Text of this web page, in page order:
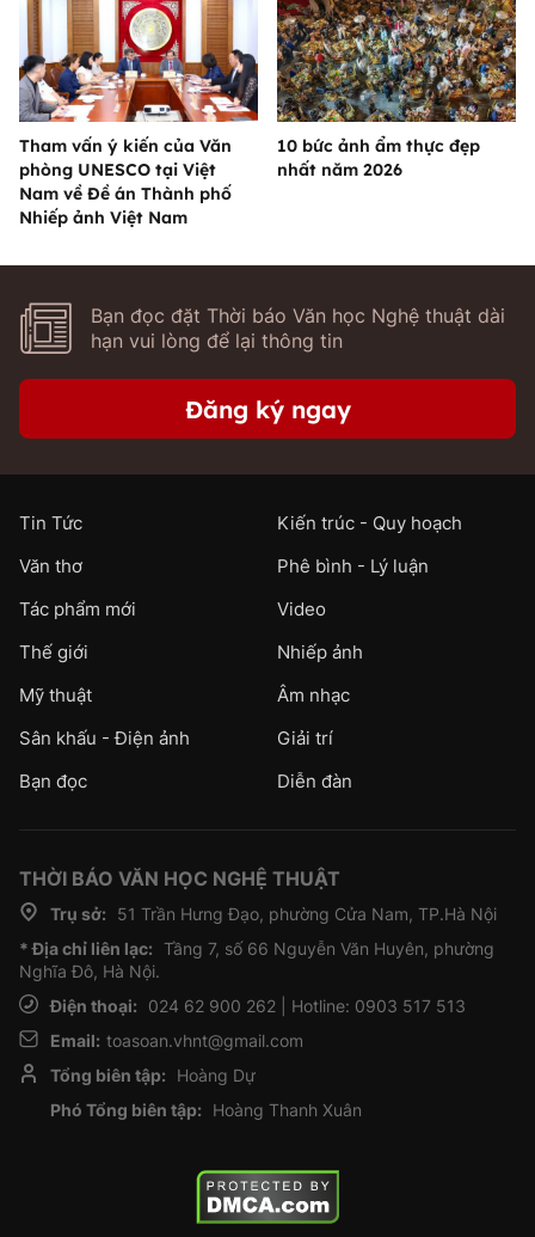
Tham vấn ý kiến của Văn
phòng UNESCO tại Việt
Nam về Đề án Thành phố
Nhiếp ảnh Việt Nam
10 bức ảnh ẩm thực đẹp
nhất năm 2026
Bạn đọc đặt Thời báo Văn học Nghệ thuật dài
hạn vui lòng để lại thông tin
Đăng ký ngay
Tin Tức
Kiến trúc - Quy hoạch
Văn thơ
Phê bình - Lý luận
Tác phẩm mới
Video
Thế giới
Nhiếp ảnh
Mỹ thuật
Âm nhạc
Sân khấu - Điện ảnh
Giải trí
Bạn đọc
Diễn đàn
THỜI BÁO VĂN HỌC NGHỆ THUẬT
Trụ sở:
51 Trần Hưng Đạo, phường Cửa Nam, TP.Hà Nội
* Địa chỉ liên lạc: Tầng 7, số 66 Nguyễn Văn Huyên, phường
Nghĩa Đô, Hà Nội.
Điện thoại:
024 62 900 262 | Hotline: 0903 517 513
Email: toasoan.vhnt@gmail.com
Tổng biên tập:
Hoàng Dự
Phó Tổng biên tập:
Hoàng Thanh Xuân